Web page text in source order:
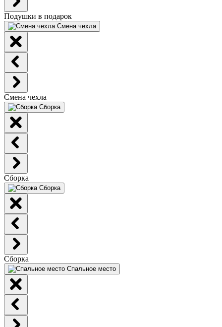
Подушки в подарок
Смена чехла
Смена чехла
Сборка
Сборка
Сборка
Сборка
Спальное место